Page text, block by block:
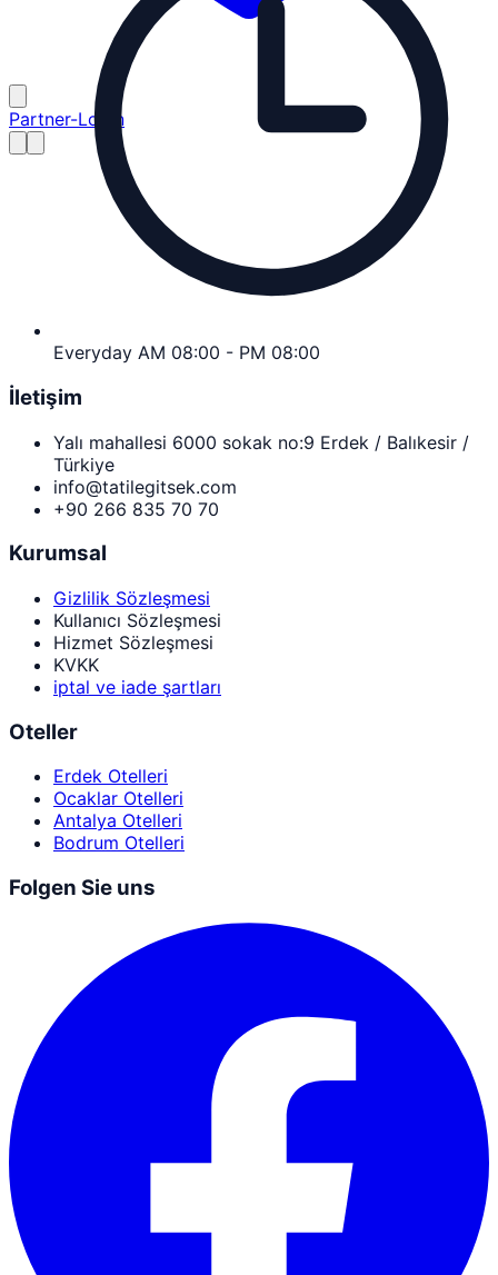
Partner-Login
Everyday AM 08:00 - PM 08:00
İletişim
Yalı mahallesi 6000 sokak no:9 Erdek / Balıkesir /
Türkiye
info@tatilegitsek.com
+90 266 835 70 70
Kurumsal
Gizlilik Sözleşmesi
Kullanıcı Sözleşmesi
Hizmet Sözleşmesi
KVKK
iptal ve iade şartları
Oteller
Erdek Otelleri
Ocaklar Otelleri
Antalya Otelleri
Bodrum Otelleri
Folgen Sie uns